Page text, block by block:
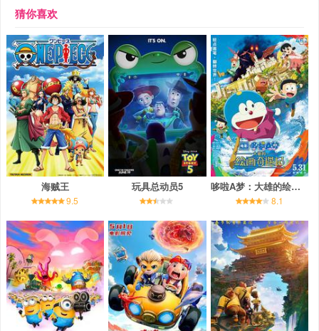
猜你喜欢
海贼王
9.5
玩具总动员5 哆啦A梦：大雄的绘画奇遇记
8.1